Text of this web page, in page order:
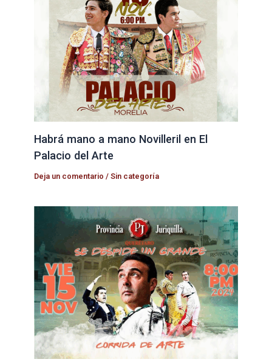
Habrá mano a mano Novilleril en El
Palacio del Arte
Deja un comentario /Sin categoría